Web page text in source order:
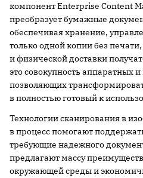
компонент Enterprise Content
преобразует бумажные
обеспечивая хранение,
только одной копии без
и физической доставки
это совокупность аппаратных
позволяющих
в полностью готовый к
Технологии сканирования в
в процесс помогают
требующие надежного
предлагают массу
окружающей среды и